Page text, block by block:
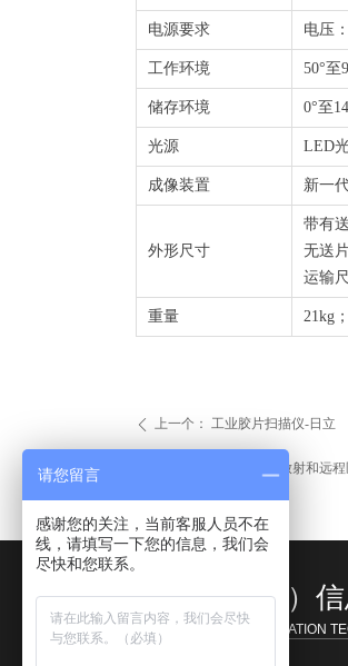
ꄴ 上一个： 工业胶片扫描仪-日立
TeleradPRO 放射和远
电源要求 电压
工作环境 50°至
储存环境 0°至
光源 LED
成像装置 新一
外形尺寸
带有
无送
运输
重量 21kg
博锐百纳（北京）
BORUI BAINA (BEIJING) INFORMATION
请您留言
感谢您的关注，当前客服人员不在
线，请填写一下您的信息，我们会
尽快和您联系。